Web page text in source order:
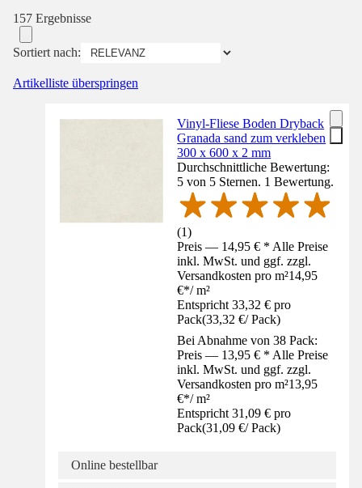
157 Ergebnisse
Sortiert nach:
Artikelliste überspringen
Vinyl-Fliese Boden Dryback
Granada sand zum verkleben
300 x 600 x 2 mm
Durchschnittliche Bewertung:
5 von 5 Sternen. 1 Bewertung.
(1)
Preis — 14,95 € * Alle Preise
inkl. MwSt. und ggf. zzgl.
Versandkosten pro m²14,95
€*/ m²
Entspricht 33,32 € pro
Pack(33,32 €/ Pack)
Bei Abnahme von 38 Pack:
Preis — 13,95 € * Alle Preise
inkl. MwSt. und ggf. zzgl.
Versandkosten pro m²13,95
€*/ m²
Entspricht 31,09 € pro
Pack(31,09 €/ Pack)
Online bestellbar